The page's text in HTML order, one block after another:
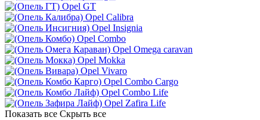
Opel GT
Opel Calibra
Opel Insignia
Opel Combo
Opel Omega caravan
Opel Mokka
Opel Vivaro
Opel Combo Cargo
Opel Combo Life
Opel Zafira Life
Показать все Скрыть все